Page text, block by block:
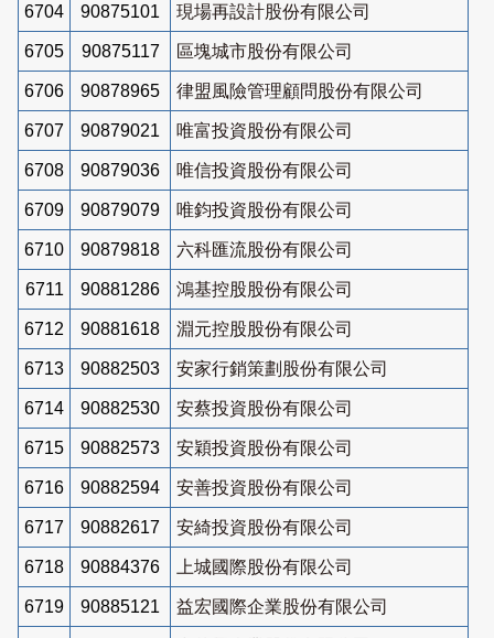
6704 90875101 現場再設計股份有限公司
6705 90875117 區塊城市股份有限公司
6706 90878965 律盟風險管理顧問股份有限公司
6707 90879021 唯富投資股份有限公司
6708 90879036 唯信投資股份有限公司
6709 90879079 唯鈞投資股份有限公司
6710 90879818 六科匯流股份有限公司
6711 90881286 鴻基控股股份有限公司
6712 90881618 淵元控股股份有限公司
6713 90882503 安家行銷策劃股份有限公司
6714 90882530 安蔡投資股份有限公司
6715 90882573 安穎投資股份有限公司
6716 90882594 安善投資股份有限公司
6717 90882617 安綺投資股份有限公司
6718 90884376 上城國際股份有限公司
6719 90885121 益宏國際企業股份有限公司